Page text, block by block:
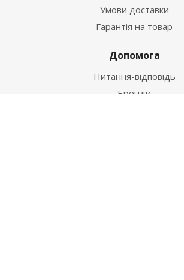
Умови доставки
Гарантія на товар
Допомога
Питання-відповідь
Бренди